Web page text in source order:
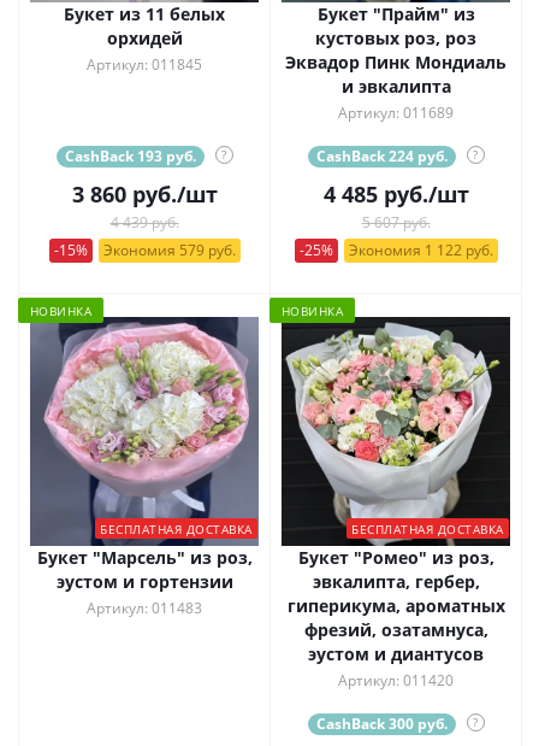
Букет из 11 белых
орхидей
Артикул: 011845
CashBack 193 руб. ?
3 860руб./шт
4 439 руб.
-15%
Экономия 579 руб.
Букет "Прайм" из
кустовых роз, роз
Эквадор Пинк Мондиаль
и эвкалипта
Артикул: 011689
CashBack 224 руб. ?
4 485руб./шт
5 607 руб.
-25%
Экономия 1 122 руб.
НОВИНКА
БЕСПЛАТНАЯ ДОСТАВКА
Букет "Марсель" из роз,
эустом и гортензии
Артикул: 011483
НОВИНКА
БЕСПЛАТНАЯ ДОСТАВКА
Букет "Ромео" из роз,
эвкалипта, гербер,
гиперикума, ароматных
фрезий, озатамнуса,
эустом и диантусов
Артикул: 011420
CashBack 300 руб. ?